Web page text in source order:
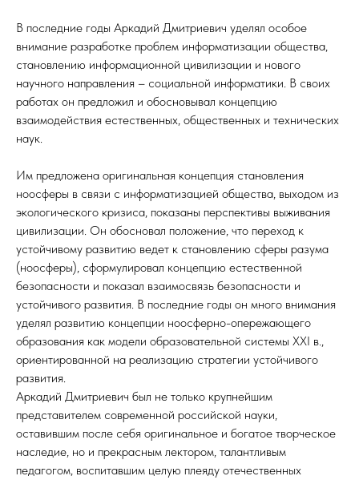
В последние годы Аркадий Дмитриевич уделял особое
внимание разработке проблем информатизации общества,
становлению информационной цивилизации и нового
научного направления – социальной информатики. В своих
работах он предложил и обосновывал концепцию
взаимодействия естественных, общественных и технических
наук.
Им предложена оригинальная концепция становления
ноосферы в связи с информатизацией общества, выходом из
экологического кризиса, показаны перспективы выживания
цивилизации. Он обосновал положение, что переход к
устойчивому развитию ведет к становлению сферы разума
(ноосферы), сформулировал концепцию естественной
безопасности и показал взаимосвязь безопасности и
устойчивого развития. В последние годы он много внимания
уделял развитию концепции ноосферно-опережающего
образования как модели образовательной системы XXI в.,
ориентированной на реализацию стратегии устойчивого
развития.
Аркадий Дмитриевич был не только крупнейшим
представителем современной российской науки,
оставившим после себя оригинальное и богатое творческое
наследие, но и прекрасным лектором, талантливым
педагогом, воспитавшим целую плеяду отечественных